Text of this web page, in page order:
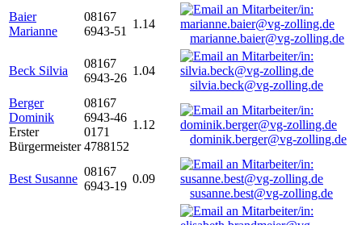
Baier
Marianne
08167
6943-51
1.14
marianne.baier@vg-zolling.de
Beck Silvia
08167
6943-26
1.04
silvia.beck@vg-zolling.de
Berger
Dominik
Erster
Bürgermeister
08167
6943-46
0171
4788152
1.12
dominik.berger@vg-zolling.de
Best Susanne
08167
6943-19
0.09
susanne.best@vg-zolling.de